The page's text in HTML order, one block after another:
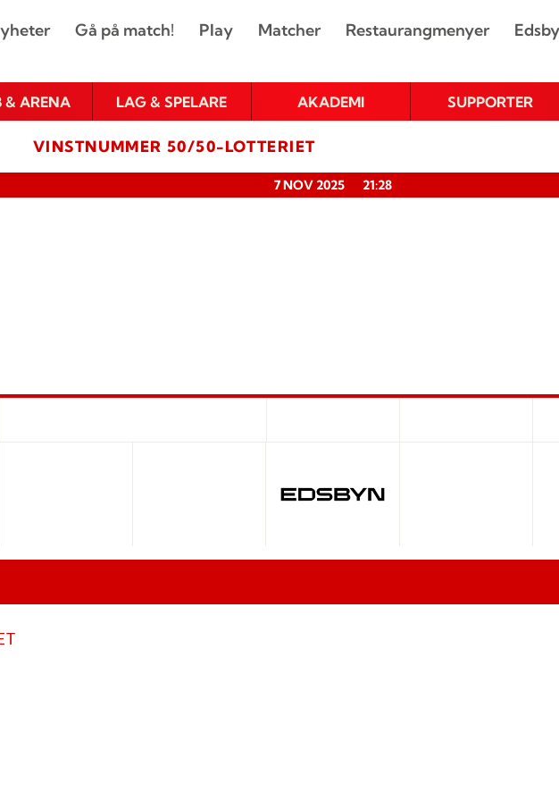
Gå på match! Play Matcher Restaurangmenyer
& ARENA LAG & SPELARE AKADEMI SUPPORTER
VINSTNUMMER 50/50-LOTTERIET
7 NOV 2025 21:28